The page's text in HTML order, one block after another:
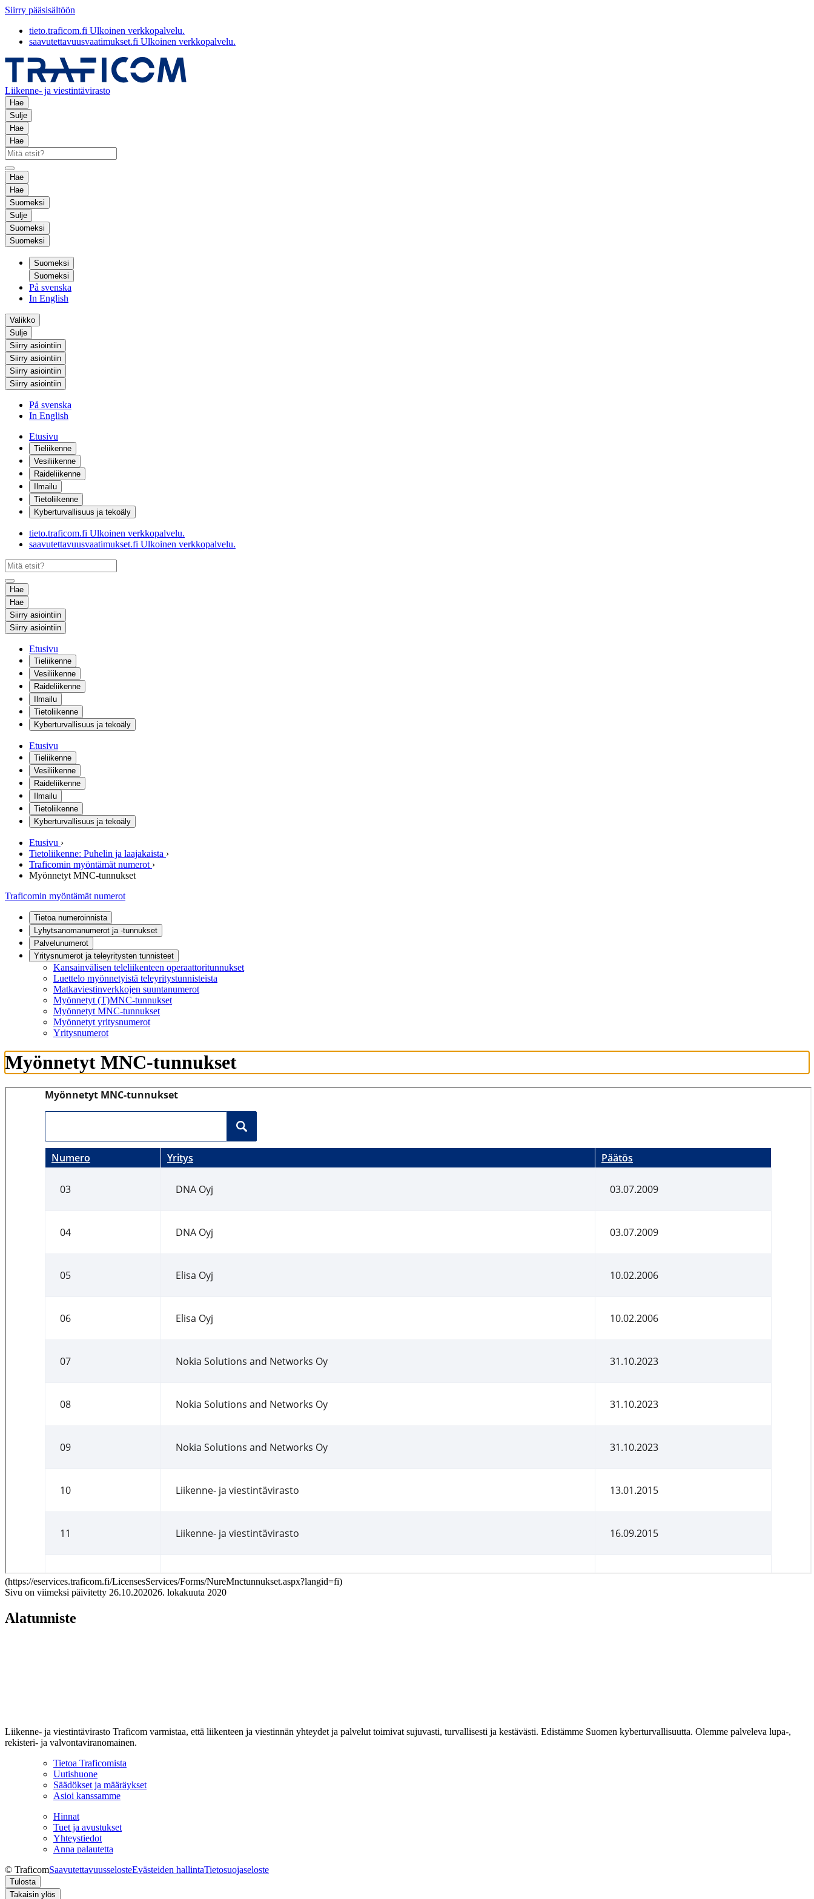
Siirry pääsisältöön
tieto.traficom.fi Ulkoinen verkkopalvelu.
saavutettavuusvaatimukset.fi Ulkoinen verkkopalvelu.
Liikenne- ja viestintävirasto
Hae
Sulje
Hae
Hae
Hae
Hae
Suomeksi
Sulje
Suomeksi
Suomeksi
Suomeksi
Suomeksi
På svenska
In English
Valikko
Sulje
Siirry asiointiin
Siirry asiointiin
Siirry asiointiin
Siirry asiointiin
På svenska
In English
Etusivu
Tieliikenne
Vesiliikenne
Raideliikenne
Ilmailu
Tietoliikenne
Kyberturvallisuus ja tekoäly
tieto.traficom.fi Ulkoinen verkkopalvelu.
saavutettavuusvaatimukset.fi Ulkoinen verkkopalvelu.
Hae
Hae
Siirry asiointiin
Siirry asiointiin
Etusivu
Tieliikenne
Vesiliikenne
Raideliikenne
Ilmailu
Tietoliikenne
Kyberturvallisuus ja tekoäly
Etusivu
Tieliikenne
Vesiliikenne
Raideliikenne
Ilmailu
Tietoliikenne
Kyberturvallisuus ja tekoäly
Etusivu ›
Tietoliikenne: Puhelin ja laajakaista ›
Traficomin myöntämät numerot ›
Myönnetyt MNC-tunnukset
Traficomin myöntämät numerot
Tietoa numeroinnista
Lyhytsanomanumerot ja -tunnukset
Palvelunumerot
Yritysnumerot ja teleyritysten tunnisteet
Kansainvälisen teleliikenteen operaattoritunnukset
Luettelo myönnetyistä teleyritystunnisteista
Matkaviestinverkkojen suuntanumerot
Myönnetyt (T)MNC-tunnukset
Myönnetyt MNC-tunnukset
Myönnetyt yritysnumerot
Yritysnumerot
Myönnetyt MNC-tunnukset
(https://eservices.traficom.fi/LicensesServices/Forms/NureMnctunnukset.aspx?langid=fi)
Sivu on viimeksi päivitetty 26.10.202026. lokakuuta 2020
Alatunniste
Liikenne- ja viestintävirasto Traficom varmistaa, että liikenteen ja viestinnän yhteydet ja palvelut toimivat sujuvasti, turvallisesti ja kestävästi. Edistämme Suomen kyberturvallisuutta. Olemme palveleva lupa-,
rekisteri- ja valvontaviranomainen.
Tietoa Traficomista
Uutishuone
Säädökset ja määräykset
Asioi kanssamme
Hinnat
Tuet ja avustukset
Yhteystiedot
Anna palautetta
© TraficomSaavutettavuusselosteEvästeiden hallintaTietosuojaseloste
Tulosta
Takaisin ylös